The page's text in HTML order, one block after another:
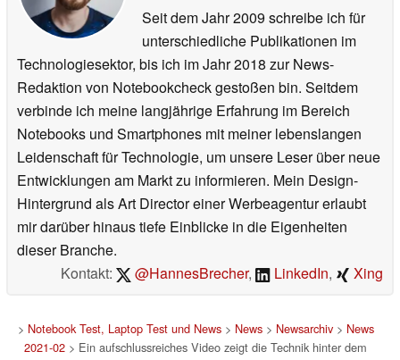
Seit dem Jahr 2009 schreibe ich für
unterschiedliche Publikationen im
Technologiesektor, bis ich im Jahr 2018 zur News-
Redaktion von Notebookcheck gestoßen bin. Seitdem
verbinde ich meine langjährige Erfahrung im Bereich
Notebooks und Smartphones mit meiner lebenslangen
Leidenschaft für Technologie, um unsere Leser über neue
Entwicklungen am Markt zu informieren. Mein Design-
Hintergrund als Art Director einer Werbeagentur erlaubt
mir darüber hinaus tiefe Einblicke in die Eigenheiten
dieser Branche.
Kontakt:
@HannesBrecher, LinkedIn, Xing
> Notebook Test, Laptop Test und News> News> Newsarchiv> News
2021-02 > Ein aufschlussreiches Video zeigt die Technik hinter dem